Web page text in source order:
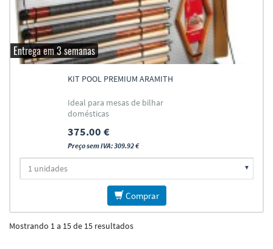
Entrega em 3 semanas
KIT POOL PREMIUM ARAMITH
Ideal para mesas de bilhar
domésticas
375.00 €
Preço sem IVA: 309.92 €
Comprar
Mostrando 1 a 15 de 15 resultados